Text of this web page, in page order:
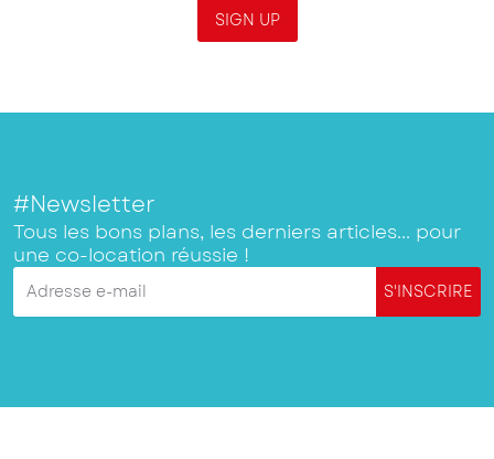
SIGN UP
#Newsletter
Tous les bons plans, les derniers articles... pour
une co-location réussie !
Adresse e-mail S'INSCRIRE